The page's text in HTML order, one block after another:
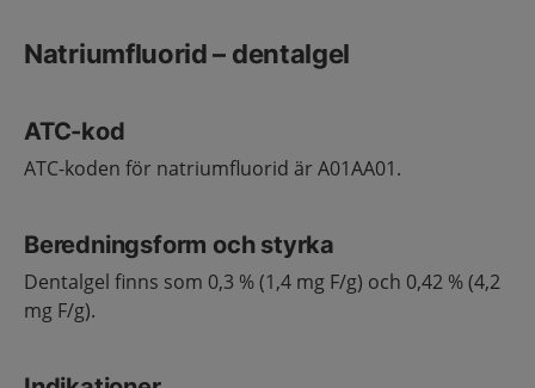
Natriumfluorid – dentalgel
ATC-kod
ATC-koden för natriumfluorid är A01AA01.
Beredningsform och styrka
Dentalgel finns som 0,3 % (1,4 mg F/g) och 0,42 % (4,2
mg F/g).